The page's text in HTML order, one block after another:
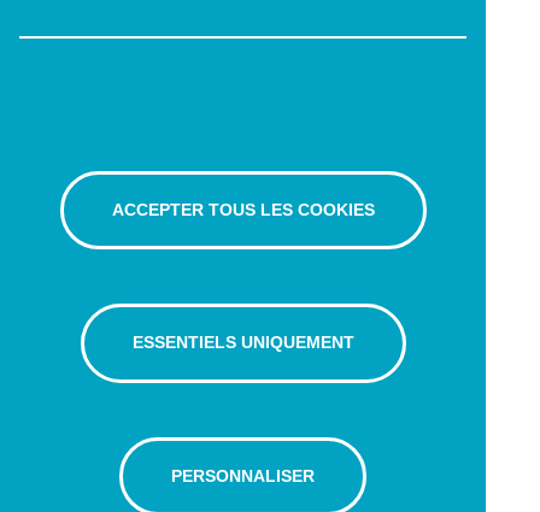
ACCEPTER TOUS LES COOKIES
ESSENTIELS UNIQUEMENT
PERSONNALISER